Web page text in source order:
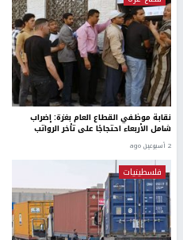
نقابة موظفي القطاع العام بغزة: إضراب
شامل الأربعاء احتجاجًا على تأخر الرواتب
2 أسبوعين ago
فلسطينيات